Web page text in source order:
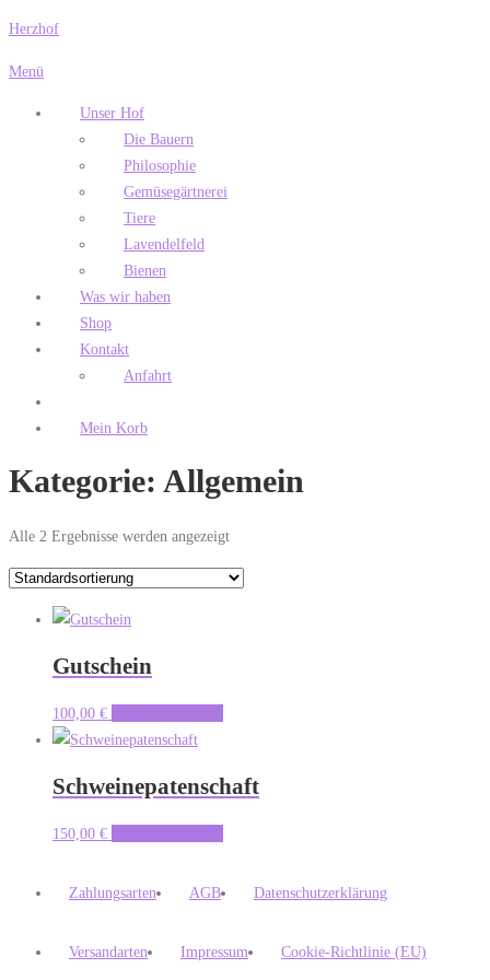
Zum
springen
Herzhof
Menü
Unser Hof
Die Bauern
Philosophie
Gemüsegärtnerei
Tiere
Lavendelfeld
Bienen
Was wir haben
Shop
Kontakt
Anfahrt
Mein Korb
Kategorie: Allgemein
Alle 2 Ergebnisse werden angezeigt
Gutschein
100,00 €
Schweinepatenschaft
150,00 €
Zahlungsarten AGB Datenschutzerklärung
Versandarten Impressum Cookie-Richtlinie (EU)